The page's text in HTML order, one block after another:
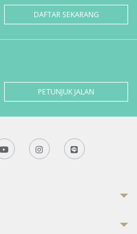
DAFTAR SEKARANG
PETUNJUK JALAN